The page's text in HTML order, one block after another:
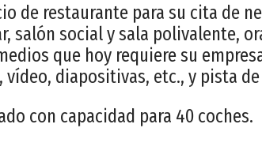
de restaurante para su cita de
salón social y sala polivalente,
que hoy requiere su
diapositivas, etc., y pista
con capacidad para 40 coches.